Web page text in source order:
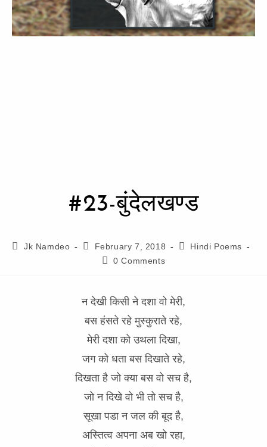
#23-बुंदेलखण्ड
Jk Namdeo February 7, 2018
Hindi Poems
0 Comments
न देखी किसी ने दशा वो मेरी,
बस हंसते रहे मुस्कुराते रहे,
मेरी दशा को उथला दिखा,
जग को धता बस दिखाते रहे,
दिखता है जो क्या बस वो सच है,
जो न दिखे वो भी तो सच है,
सूखा पडा न जल की बूद है,
अस्तित्व अपना अब खो रहा,